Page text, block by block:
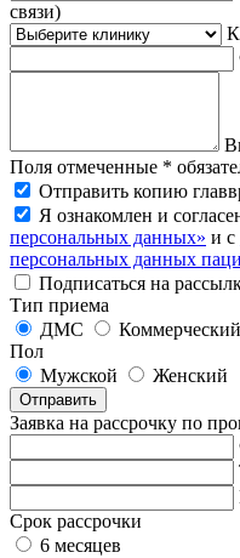
связи)
Поля отмеченные *
Отправить копию
Я ознакомлен и
персональных данных» и с
персональных данных
Подписаться на
Тип приема
ДМС
Коммерческий
Пол
Мужской
Женский
Отправить
Заявка на рассрочку по
Срок рассрочки
6 месяцев